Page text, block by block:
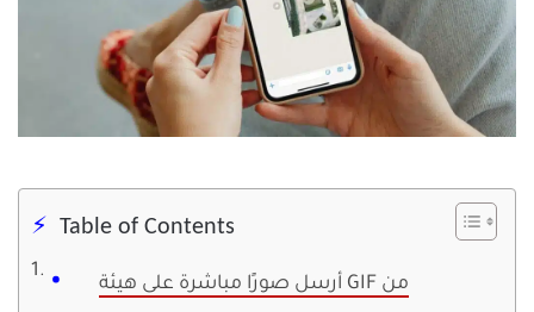
Table of Contents
أرسل صورًا مباشرة على هيئة GIF من